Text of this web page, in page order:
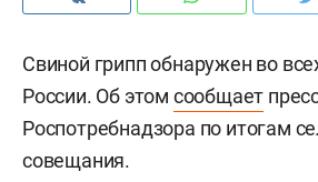
Свиной грипп обнаружен во
России. Об этом сообщает
Роспотребнадзора по итогам
совещания.